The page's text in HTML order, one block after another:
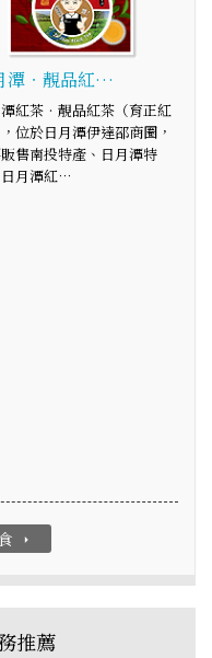
潭‧靚品紅…
潭紅茶‧靚品紅茶（育正紅
位於日月潭伊達邵商圈，
售南投特產、日月潭特
月潭紅…
arrow_right
推薦